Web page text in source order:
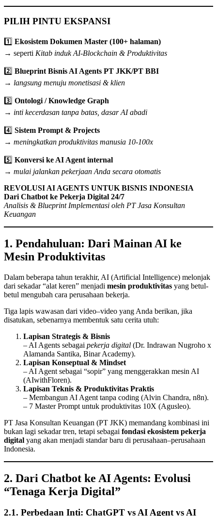
PILIH PINTU EKSPANSI
1️⃣ Ekosistem Dokumen Master (100+ halaman)
→ seperti Kitab induk AI-Blockchain & Produktivitas
2️⃣ Blueprint Bisnis AI Agents PT JKK/PT BBI
→ langsung menuju monetisasi & klien
3️⃣ Ontologi / Knowledge Graph
→ inti kecerdasan tanpa batas, dasar AI abadi
4️⃣ Sistem Prompt & Projects
→ meningkatkan produktivitas manusia 10-100x
5️⃣ Konversi ke AI Agent internal
→ mulai jalankan pekerjaan Anda secara otomatis
REVOLUSI AI AGENTS UNTUK BISNIS INDONESIA
Dari Chatbot ke Pekerja Digital 24/7
Analisis & Blueprint Implementasi oleh PT Jasa Konsultan
Keuangan
1. Pendahuluan: Dari Mainan AI ke
Mesin Produktivitas
Dalam beberapa tahun terakhir, AI (Artificial Intelligence) melonjak
dari sekadar “alat keren” menjadi mesin produktivitas yang betul-
betul mengubah cara perusahaan bekerja.
Tiga lapis wawasan dari video–video yang Anda berikan, jika
disatukan, sebenarnya membentuk satu cerita utuh:
Lapisan Strategis & Bisnis
– AI Agents sebagai pekerja digital (Dr. Indrawan Nugroho x
Alamanda Santika, Binar Academy).
Lapisan Konseptual & Mindset
– AI Agent sebagai “sopir” yang menggerakkan mesin AI
(AIwithFloren).
Lapisan Teknis & Produktivitas Praktis
– Membangun AI Agent tanpa coding (Alvin Chandra, n8n).
– 7 Master Prompt untuk produktivitas 10X (Agusleo).
PT Jasa Konsultan Keuangan (PT JKK) memandang kombinasi ini
bukan lagi sekadar tren, tetapi sebagai fondasi ekosistem pekerja
digital yang akan menjadi standar baru di perusahaan–perusahaan
Indonesia.
2. Dari Chatbot ke AI Agents: Evolusi
“Tenaga Kerja Digital”
2.1. Perbedaan Inti: ChatGPT vs AI Agent vs AI